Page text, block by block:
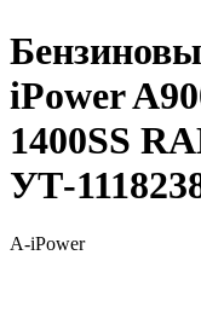
iPower
1400SS
УТ-
A-iPower